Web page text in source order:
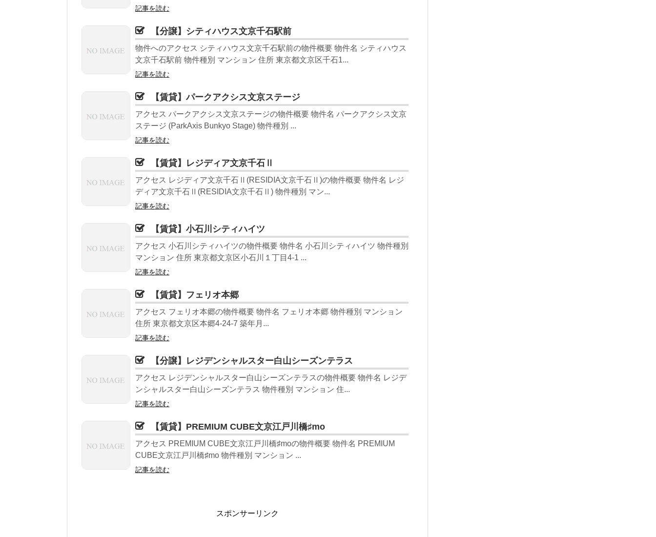
記事を読む
【分譲】シティハウス文京千石駅前
物件へのアクセス シティハウス文京千石駅前の物件概要 物件名 シティハウス
文京千石駅前 物件種別 マンション 住所 東京都文京区千石1...
記事を読む
【賃貸】パークアクシス文京ステージ
アクセス パークアクシス文京ステージの物件概要 物件名 パークアクシス文京
ステージ (ParkAxis Bunkyo Stage) 物件種別 ...
記事を読む
【賃貸】レジディア文京千石Ⅱ
アクセス レジディア文京千石Ⅱ(RESIDIA文京千石Ⅱ)の物件概要 物件名 レジ
ディア文京千石Ⅱ(RESIDIA文京千石Ⅱ) 物件種別 マン...
記事を読む
【賃貸】小石川シティハイツ
アクセス 小石川シティハイツの物件概要 物件名 小石川シティハイツ 物件種別
マンション 住所 東京都文京区小石川１丁目4-1 ...
記事を読む
【賃貸】フェリオ本郷
アクセス フェリオ本郷の物件概要 物件名 フェリオ本郷 物件種別 マンション
住所 東京都文京区本郷4-24-7 築年月...
記事を読む
【分譲】レジデンシャルスター白山シーズンテラス
アクセス レジデンシャルスター白山シーズンテラスの物件概要 物件名 レジデ
ンシャルスター白山シーズンテラス 物件種別 マンション 住...
記事を読む
【賃貸】PREMIUM CUBE文京江戸川橋♯mo
アクセス PREMIUM CUBE文京江戸川橋♯moの物件概要 物件名 PREMIUM
CUBE文京江戸川橋♯mo 物件種別 マンション ...
記事を読む
スポンサーリンク